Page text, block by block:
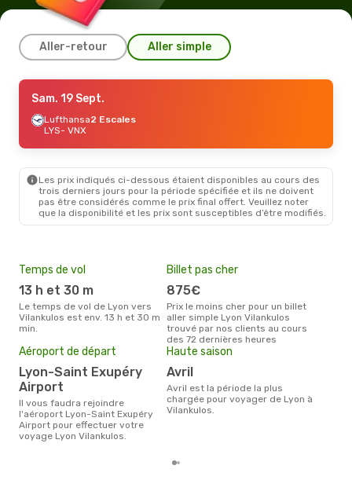
Aller-retour Aller simple
Lun. 14 Sept.- Ven. 25 Sept.
Lufthansa2 Escales
LYS- VNX
VNX- LYS
Sam. 19 Sept.
Lufthansa2 Escales
LYS- VNX
Les prix indiqués ci-dessous étaient disponibles au cours des
trois derniers jours pour la période spécifiée et ils ne doivent
pas être considérés comme le prix final offert. Veuillez noter
que la disponibilité et les prix sont susceptibles d’être modifiés.
Temps de vol
13 h et 30 m
Le temps de vol de Lyon vers
Vilankulos est env. 13 h et 30 m
min.
Billet pas cher
875€
Prix le moins cher pour un billet
aller simple Lyon Vilankulos
trouvé par nos clients au cours
des 72 dernières heures
Aéroport de départ
Lyon-Saint Exupéry
Airport
Il vous faudra rejoindre
l'aéroport Lyon-Saint Exupéry
Airport pour effectuer votre
voyage Lyon Vilankulos.
Haute saison
avril
avril est la période la plus
chargée pour voyager de Lyon à
Vilankulos.